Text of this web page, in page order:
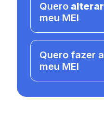
Quero alterar
meu MEI
Quero fazer a
meu MEI